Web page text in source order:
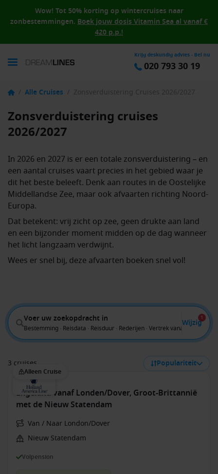
Wow! Tot 50% korting op wintercruises naar
zonbestemmingen. Boek jouw dosis Vitamin Sea al vanaf €
420 p.p.!
Krijg deskundig advies - Bel nu
020 793 30 19
/ Alle Cruises / Zonsverduistering Cruises 2026/2027
Zonsverduistering cruises
2026/2027
In 2026 en 2027 is er een totale zonsverduistering – en
een aantal cruises vaart precies in het gebied waar je
dit het beste beleeft. Denk aan routes in de Oostelijke
Middellandse Zee, maar ook afvaarten richting Noord-
Europa.
Dat betekent: vrij zicht op zee, geen drukte aan land
en een bijzonder moment midden op de dag wanneer
het licht langzaam verdwijnt.
Wees er snel bij, deze afvaarten boeken snel vol!
Voer uw zoekopdracht in
Bestemming · Reisdata · Reisduur · Rederijen · Vertrek vanaf
Wijzig
1
3 cruises Populariteit
Alleen Cruise
Engeland vanaf Londen/Dover, Groot-Brittannië
met de Nieuw Statendam
Van / Naar London/Dover
Nieuw Statendam
Volpension